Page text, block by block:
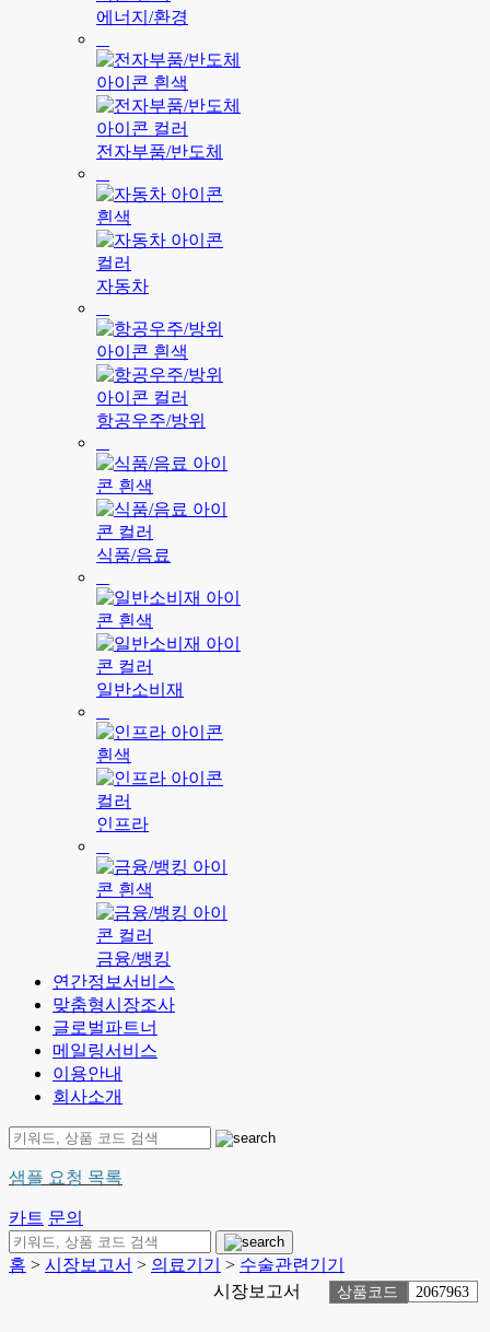
에너지/환경
전자부품/반도체
자동차
항공우주/방위
식품/음료
일반소비재
인프라
금융/뱅킹
연간정보서비스
맞춤형시장조사
글로벌파트너
메일링서비스
이용안내
회사소개
샘플 요청 목록
카트 문의
홈 > 시장보고서 > 의료기기 > 수술관련기기
시장보고서
상품코드 2067963